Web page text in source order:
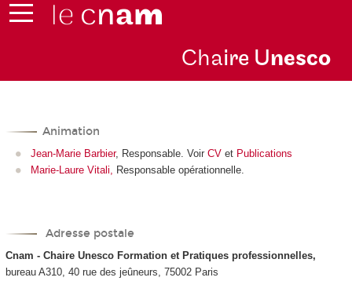
Chaire Unesco
Animation
Jean-Marie Barbier, Responsable. Voir CV et Publications
Marie-Laure Vitali,
Responsable opérationnelle.
Adresse postale
Cnam - Chaire Unesco Formation et Pratiques professionnelles,
bureau A310, 40 rue des jeûneurs, 75002 Paris